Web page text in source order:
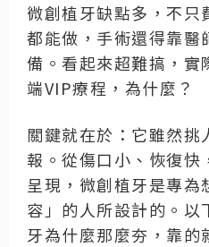
微創植牙缺點多，不只
都能做，手術還得靠醫
備。看起來超難搞，實
端VIP療程，為什麼？
關鍵就在於：它雖然挑
報。從傷口小、恢復快
呈現，微創植牙是專為
容」的人所設計的。以
牙為什麼那麼夯，靠的